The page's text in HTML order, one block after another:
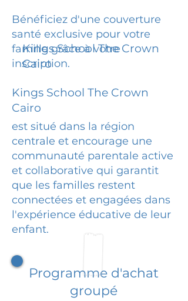
Bénéficiez d'une couverture
santé exclusive pour votre
famille grâce à votre
inscription.
Kings School The Crown
Cairo
Kings School The Crown
Cairo
est situé dans la région
centrale et encourage une
communauté parentale active
et collaborative qui garantit
que les familles restent
connectées et engagées dans
l'expérience éducative de leur
enfant.
Programme d'achat
groupé